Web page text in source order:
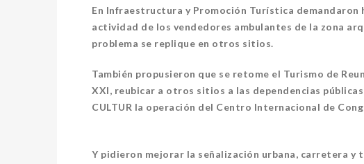
En Infraestructura y Promoción Turística
actividad de los vendedores ambulantes de la zona
problema se replique en otros sitios.
También propusieron que se retome el Turismo de
XXI, reubicar a otros sitios a las dependencias
CULTUR la operación del Centro Internacional de
Y pidieron mejorar la señalización urbana, carretera